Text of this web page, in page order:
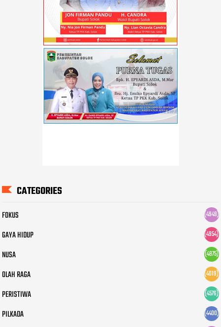
CATEGORIES
FOKUS (4949)
GAYA HIDUP (4954)
NUSA (4875)
OLAH RAGA (4019)
PERISTIWA (4576)
PILKADA (4400)